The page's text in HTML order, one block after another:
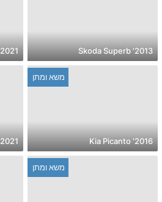
2013' Skoda Superb
2021' Suzuki Vitara
משא ומתן
2016' Kia Picanto
2021' Ford Explorer
משא ומתן